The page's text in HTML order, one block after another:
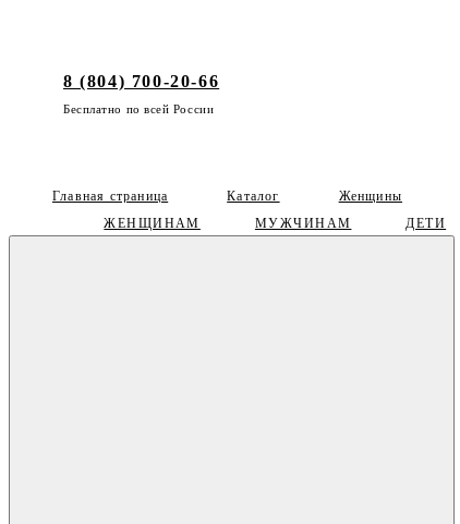
8 (804) 700-20-66
Бесплатно по всей России
ЖЕНЩИНАМ МУЖЧИНАМ ДЕТИ
Главная страница Каталог Женщины